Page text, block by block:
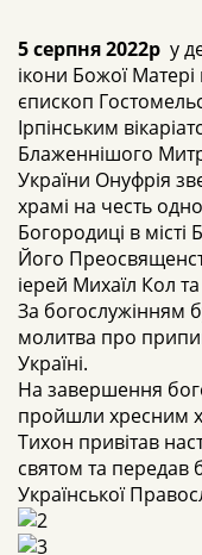
5 серпня 2022р у
ікони Божої Матері
єпископ
Ірпінським
Блаженнішого
України Онуфрія
храмі на честь
Богородиці в місті
Його
іерей Михаїл Кол
За богослужінням
молитва про
Україні.
На завершення
пройшли хресним
Тихон привітав
святом та передав
Української